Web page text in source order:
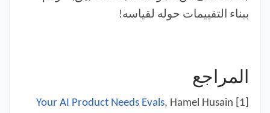
ببناء التقييمات حوله لقياسه!
المراجع
Your AI Product Needs Evals, Hamel Husain